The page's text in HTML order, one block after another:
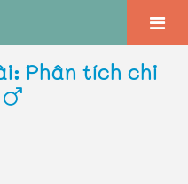
Phân tích chi